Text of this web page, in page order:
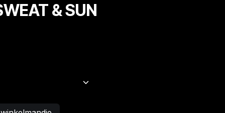
& SUN